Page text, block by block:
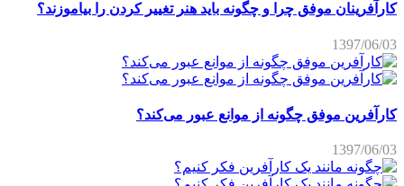
کارآفرینان موفق چرا و چگونه باید هنر تغییر کردن را بیاموزند؟
1397/06/03
کارآفرین موفق چگونه از موانع عبور می‌کند؟
1397/06/03